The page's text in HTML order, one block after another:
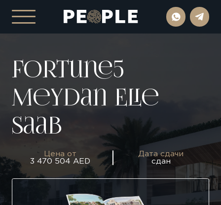
Fortune5
Meydan Elie
Saab
Цена от
3 470 504 AED
Дата сдачи
сдан